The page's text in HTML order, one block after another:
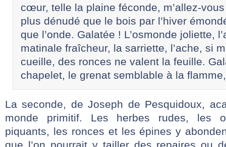
cœur, telle la plaine féconde, m’allez-
plus dénudé que le bois par l’hiver
que l’onde. Galatée ! L’osmonde joliette,
matinale fraîcheur, la sarriette, l’ache, si
cueille, des ronces ne valent la feuille.
chapelet, le grenat semblable à la
La seconde, de Joseph de Pesquidoux,
monde primitif. Les herbes rudes, les
piquants, les ronces et les épines y